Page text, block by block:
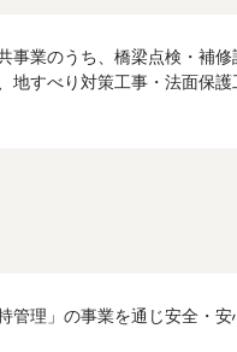
事業のうち、橋梁点検・補
地すべり対策工事・法面保護
管理」の事業を通じ安全・